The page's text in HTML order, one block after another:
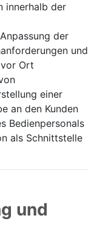
innerhalb der
der
und
Ort
einer
an den Kunden
Bedienpersonals
als Schnittstelle
und